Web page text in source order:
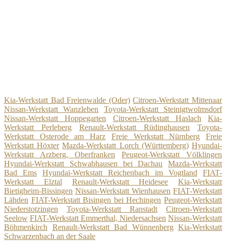
Kia-Werkstatt Bad Freienwalde (Oder) Citroen-Werkstatt Mittenaar
Nissan-Werkstatt Wanzleben
Toyota-Werkstatt Steinigtwolmsdorf
Nissan-Werkstatt Hoppegarten
Citroen-Werkstatt Haslach
Kia-
Werkstatt Perleberg
Renault-Werkstatt Rüdinghausen
Toyota-
Werkstatt Osterode am Harz
Freie Werkstatt Nürnberg
Freie
Werkstatt Höxter Mazda-Werkstatt Lorch (Württemberg) Hyundai-
Werkstatt Arzberg, Oberfranken
Peugeot-Werkstatt Völklingen
Hyundai-Werkstatt Schwabhausen bei Dachau
Mazda-Werkstatt
Bad Ems
Hyundai-Werkstatt Reichenbach im Vogtland
FIAT-
Werkstatt Elztal
Renault-Werkstatt Heidesee
Kia-Werkstatt
Bietigheim-Bissingen Nissan-Werkstatt Wienhausen FIAT-Werkstatt
Lähden FIAT-Werkstatt Bisingen bei Hechingen Peugeot-Werkstatt
Niederstotzingen
Toyota-Werkstatt Ranstadt
Citroen-Werkstatt
Seelow FIAT-Werkstatt Emmerthal, Niedersachsen Nissan-Werkstatt
Böhmenkirch
Renault-Werkstatt Bad Wünnenberg Kia-Werkstatt
Schwarzenbach an der Saale